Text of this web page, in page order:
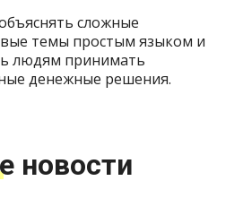
сложные
темы простым языком и
людям принимать
денежные решения.
новости